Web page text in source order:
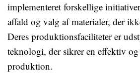
implementeret forskellige
affald og valg af materialer, der
Deres produktionsfaciliteter er
teknologi, der sikrer en effektiv
produktion.